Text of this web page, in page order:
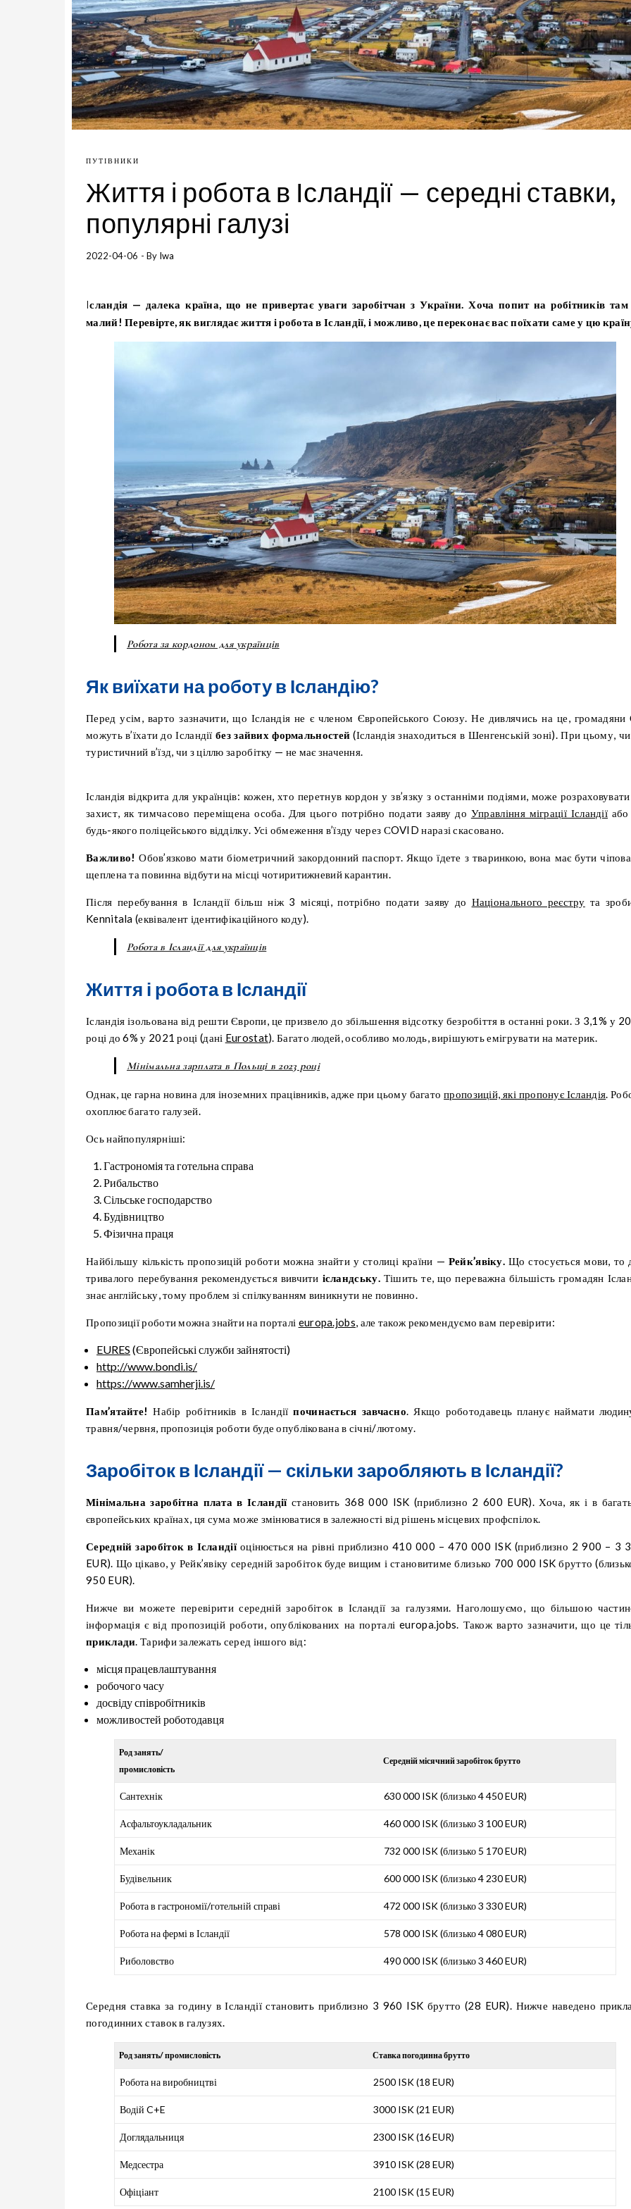
ПУТІВНИКИ
Життя і робота в Ісландії — середні ставки,
популярні галузі
2022-04-06 - By Iwa
Ісландія — далека країна, що не привертає уваги заробітчан з України. Хоча попит на робітників там не
малий! Перевірте, як виглядає життя і робота в Ісландії, і можливо, це переконає вас поїхати саме у цю
Робота за кордоном для українців
Як виїхати на роботу в Ісландію?
Перед усім, варто зазначити, що Ісландія не є членом Європейського Союзу. Не дивлячись на це,
можуть в’їхати до Ісландіїбез зайвих формальностей (Ісландія знаходиться в Шенгенській зоні). При цьому,
туристичний в’їзд, чи з ціллю заробітку — не має значення.
Ісландія відкрита для українців: кожен, хто перетнув кордон у зв’язку з останніми подіями, може
захист, як тимчасово переміщена особа. Для цього потрібно подати заяву до Управління міграції Ісландії
будь-якого поліцейського відділку. Усі обмеження в’їзду через СOVID наразі скасовано.
Важливо!Обов’язково мати біометричний закордонний паспорт. Якщо їдете з тваринкою, вона має бути
щеплена та повинна відбути на місці чотиритижневий карантин.
Після перебування в Ісландії більш ніж 3 місяці, потрібно подати заяву до Національного реєстру та
Kennitala (еквівалент ідентифікаційного коду).
Робота в Ісландії для українців
Життя і робота в Ісландії
Ісландія ізольована від решти Європи, це призвело до збільшення відсотку безробіття в останні роки. З 3,1% у
році до 6% у 2021 році (дані Eurostat). Багато людей, особливо молодь, вирішують емігрувати на материк.
Мінімальна зарплата в Польщі в 2023 році
Однак, це гарна новина для іноземних працівників, адже при цьому багатопропозицій, які пропонує Ісландія.
охоплює багато галузей.
Ось найпопулярніші:
Гастрономія та готельна справа
Рибальство
Сільське господарство
Будівництво
Фізична праця
Найбільшу кількість пропозицій роботи можна знайти у столиці країни — Рейк’явіку. Що стосується мови, то
тривалого перебування рекомендується вивчити ісландську.Тішить те, що переважна більшість громадян
знає англійську, тому проблем зі спілкуванням виникнути не повинно.
Пропозиції роботи можна знайти на порталі europa.jobs, але також рекомендуємо вам перевірити:
EURES (Європейські служби зайнятості)
http://www.bondi.is/
https://www.samherji.is/
Пам’ятайте! Набір робітників в Ісландіїпочинається завчасно. Якщо роботодавець планує наймати
травня/червня, пропозиція роботи буде опублікована в січні/лютому.
Заробіток в Ісландії — скільки заробляють в Ісландії?
Мінімальна заробітна плата в Ісландіїстановить 368 000 ISK (приблизно 2 600 EUR). Хоча, як і в
європейських країнах, ця сума може змінюватися в залежності від рішень місцевих профспілок.
Середній заробіток в Ісландії оцінюється на рівні приблизно 410 000 – 470 000 ISK (приблизно 2 900 – 3
EUR). Що цікаво, у Рейк’явіку середній заробіток буде вищим і становитиме близько 700 000 ISK брутто
950 EUR).
Нижче ви можете перевірити середній заробіток в Ісландії за галузями. Наголошуємо, що більшою
інформація є від пропозицій роботи, опублікованих на порталі europa.jobs. Також варто зазначити, що це
приклади. Тарифи залежать серед іншого від:
місця працевлаштування
робочого часу
досвіду співробітників
можливостей роботодавця
Род занять/
промисловість
Середній місячний заробіток брутто
Сантехнік 630 000 ISK (близько 4 450 EUR)
Асфальтоукладальник 460 000 ISK (близько 3 100 EUR)
Механік 732 000 ISK (близько 5 170 EUR)
Будівельник 600 000 ISK (близько 4 230 EUR)
Робота в гастрономії/готельній справі 472 000 ISK (близько 3 330 EUR)
Робота на фермі в Ісландії 578 000 ISK (близько 4 080 EUR)
Риболовство 490 000 ISK (близько 3 460 EUR)
Середня ставка за годину в Ісландії становить приблизно 3 960 ISK брутто (28 EUR). Нижче наведено
погодинних ставок в галузях.
Род занять/ промисловість Ставка погодинна брутто
Робота на виробництві 2500 ISK (18 EUR)
Водій C+E 3000 ISK (21 EUR)
Доглядальниця 2300 ISK (16 EUR)
Медсестра 3910 ISK (28 EUR)
Офіціант 2100 ISK (15 EUR)